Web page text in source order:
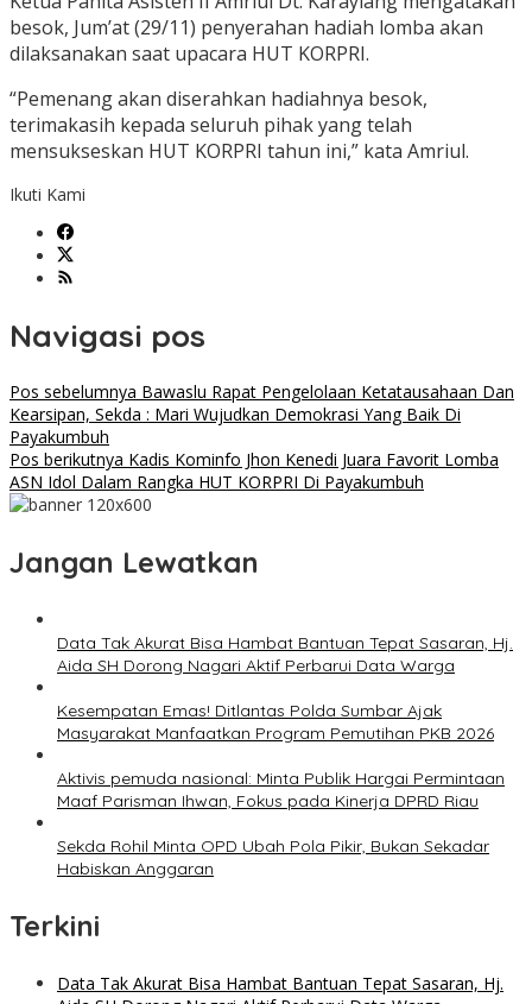
besok, Jum’at (29/11) penyerahan hadiah lomba akan
dilaksanakan saat upacara HUT KORPRI.
“Pemenang akan diserahkan hadiahnya besok,
terimakasih kepada seluruh pihak yang telah
mensukseskan HUT KORPRI tahun ini,” kata Amriul.
Ikuti Kami
Navigasi pos
Pos sebelumnya Bawaslu Rapat Pengelolaan Ketatausahaan Dan
Kearsipan, Sekda : Mari Wujudkan Demokrasi Yang Baik Di
Payakumbuh
Pos berikutnya Kadis Kominfo Jhon Kenedi Juara Favorit Lomba
ASN Idol Dalam Rangka HUT KORPRI Di Payakumbuh
Jangan Lewatkan
Data Tak Akurat Bisa Hambat Bantuan Tepat Sasaran, Hj.
Aida SH Dorong Nagari Aktif Perbarui Data Warga
Kesempatan Emas! Ditlantas Polda Sumbar Ajak
Masyarakat Manfaatkan Program Pemutihan PKB 2026
Aktivis pemuda nasional: Minta Publik Hargai Permintaan
Maaf Parisman Ihwan, Fokus pada Kinerja DPRD Riau
Sekda Rohil Minta OPD Ubah Pola Pikir, Bukan Sekadar
Habiskan Anggaran
Terkini
Data Tak Akurat Bisa Hambat Bantuan Tepat Sasaran, Hj.